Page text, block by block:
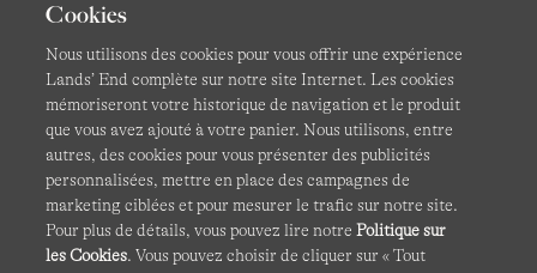
CGV Confidentialité et sécurité
Cookies -Gérer mes paramètres Carte du site
Lands' End à l'international
Cookies
Nous utilisons des cookies pour vous offrir une expérience
Lands’ End complète sur notre site Internet. Les cookies
mémoriseront votre historique de navigation et le produit
que vous avez ajouté à votre panier. Nous utilisons, entre
autres, des cookies pour vous présenter des publicités
personnalisées, mettre en place des campagnes de
marketing ciblées et pour mesurer le trafic sur notre site.
Pour plus de détails, vous pouvez lire notrePolitique sur
les Cookies. Vous pouvez choisir de cliquer sur « Tout